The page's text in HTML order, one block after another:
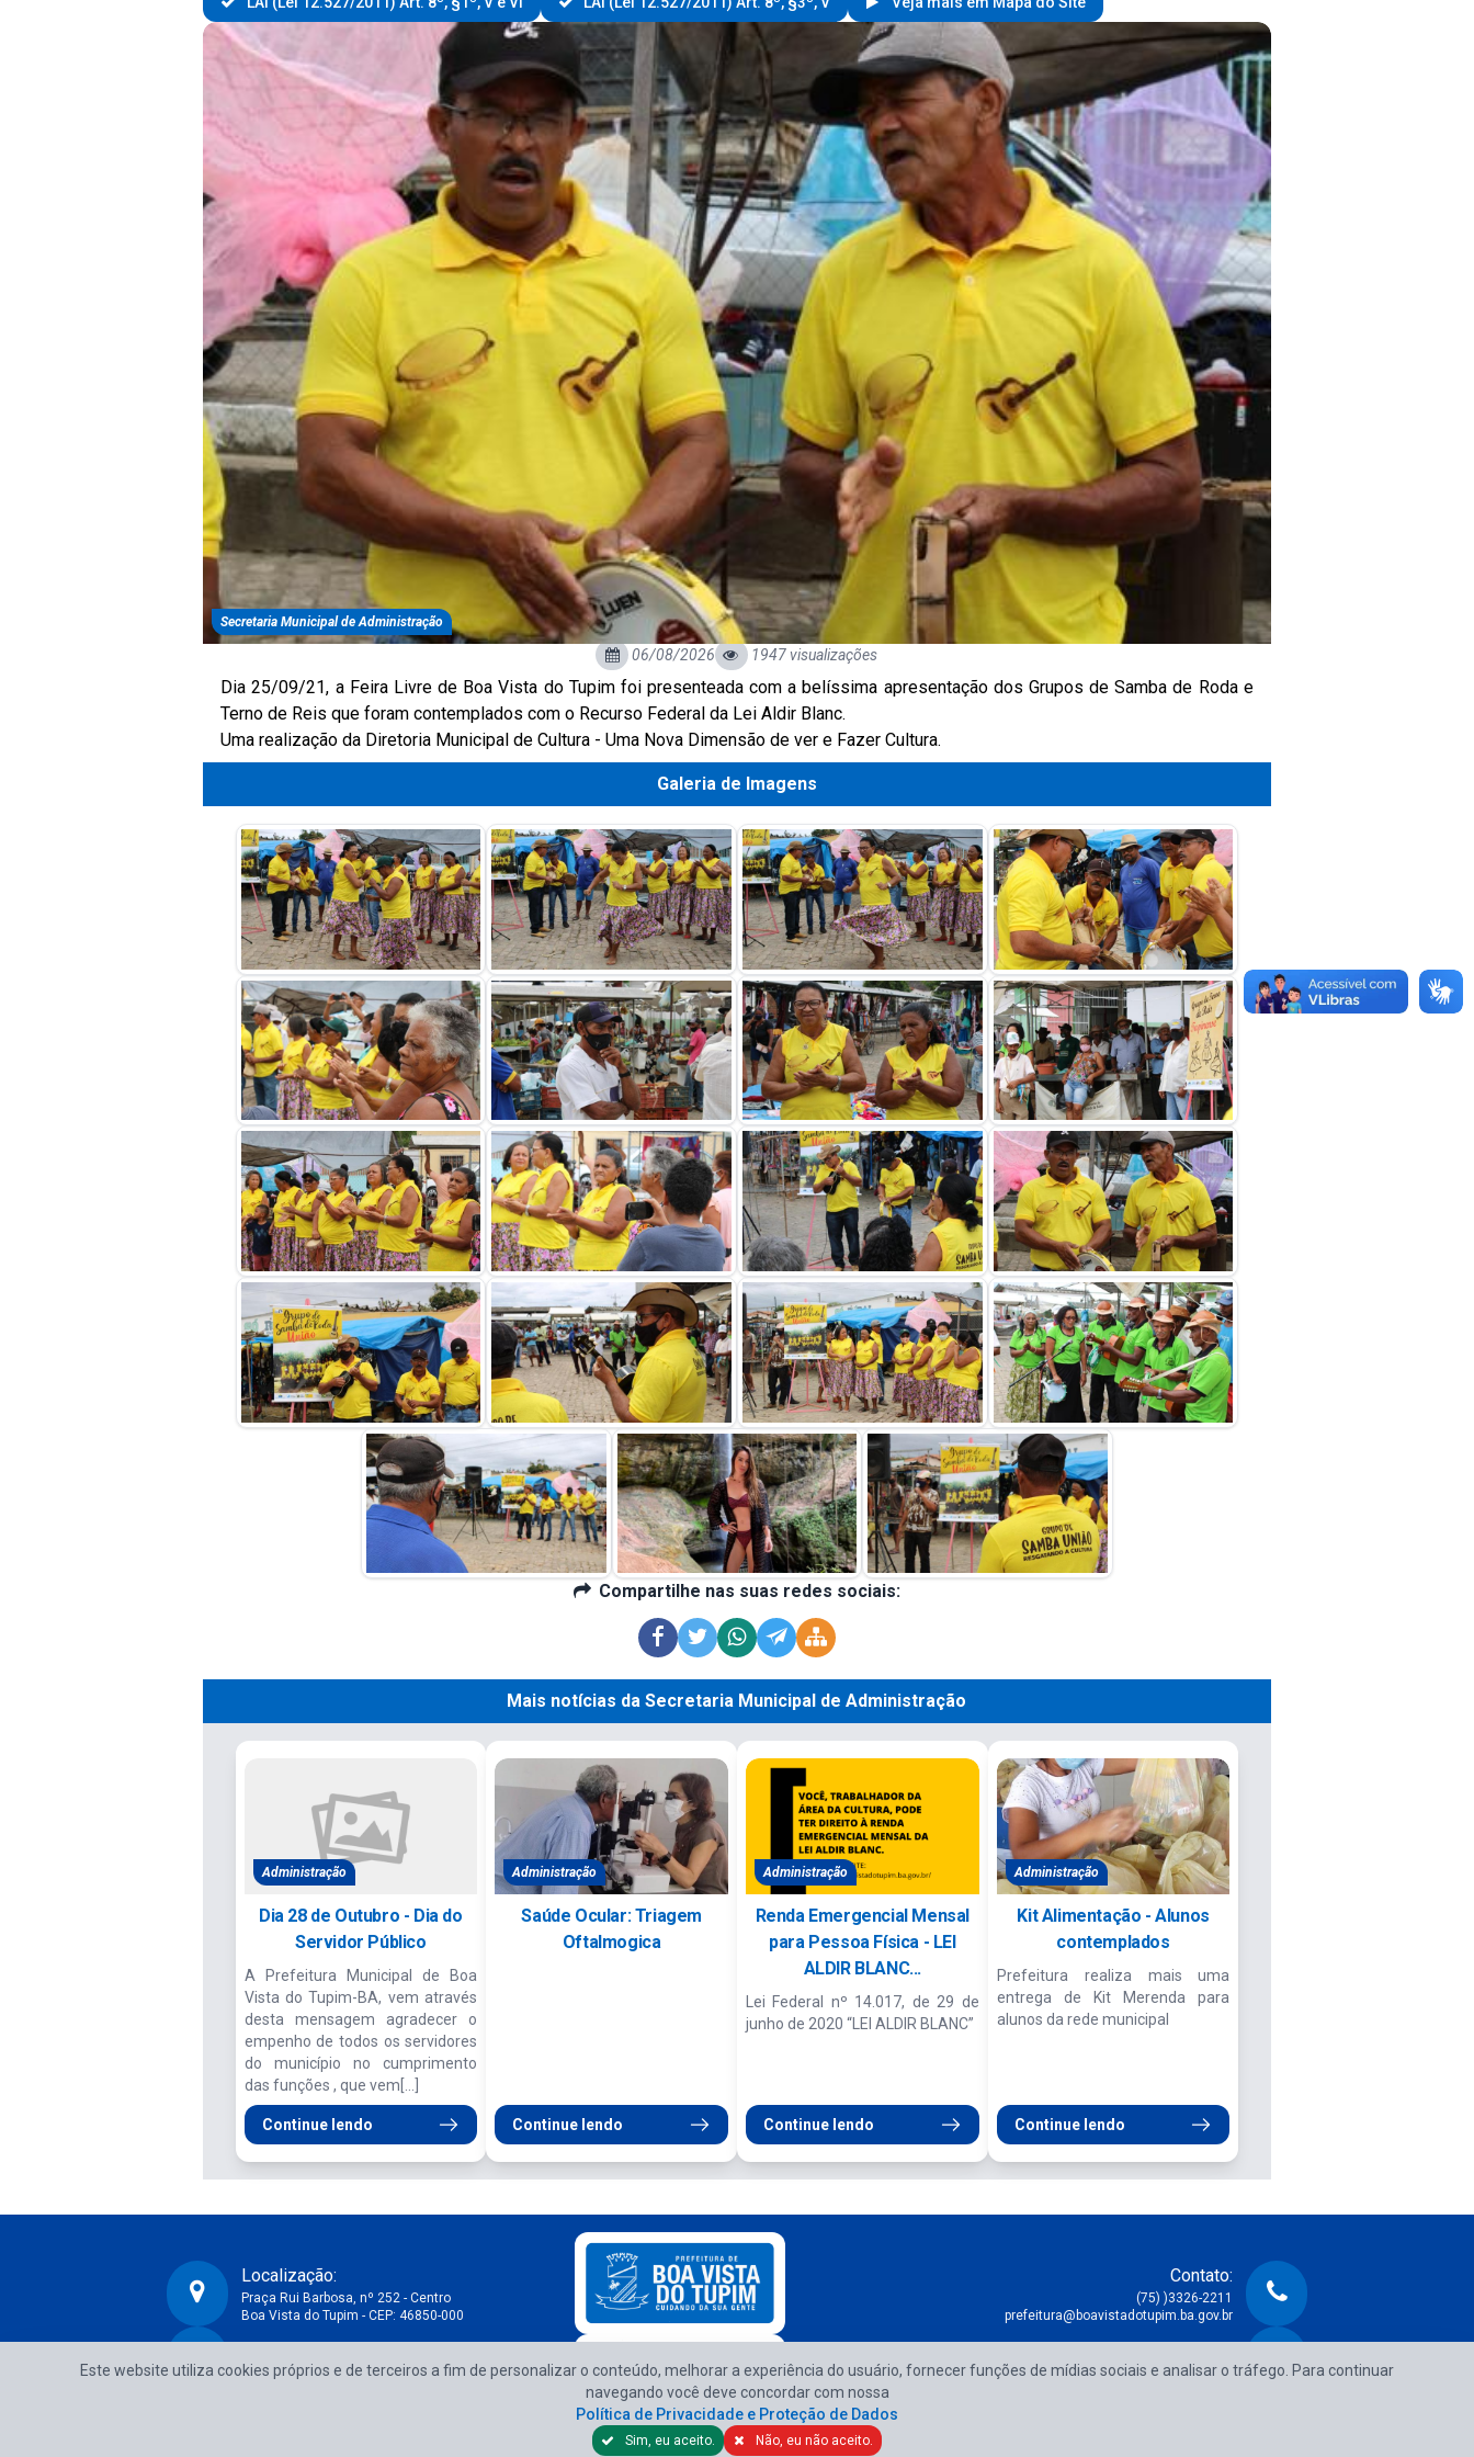
Secretaria Municipal de Administração
06/08/2026 1947 visualizações
Dia 25/09/21, a Feira Livre de Boa Vista do Tupim foi presenteada com a belíssima apresentação dos Grupos de Samba de Roda e
Terno de Reis que foram contemplados com o Recurso Federal da Lei Aldir Blanc.
Uma realização da Diretoria Municipal de Cultura - Uma Nova Dimensão de ver e Fazer Cultura.
Galeria de Imagens
Compartilhe nas suas redes sociais:
Mais notícias da Secretaria Municipal de Administração
Administração
Dia 28 de Outubro - Dia do
Servidor Público
A Prefeitura Municipal de Boa
Vista do Tupim-BA, vem através
desta mensagem agradecer o
empenho de todos os servidores
do município no cumprimento
das funções , que vem[...]
Continue lendo
Administração
Saúde Ocular: Triagem
Oftalmogica
Continue lendo
Administração
Renda Emergencial Mensal
para Pessoa Física - LEI
ALDIR BLANC...
Lei Federal nº 14.017, de 29 de
junho de 2020 “LEI ALDIR BLANC”
Continue lendo
Administração
Kit Alimentação - Alunos
contemplados
Prefeitura realiza mais uma
entrega de Kit Merenda para
alunos da rede municipal
Continue lendo
Localização:
Praça Rui Barbosa, nº 252 - Centro
Boa Vista do Tupim - CEP: 46850-000
13.718.176/0001-25
Contato:
(75) )3326-2211
prefeitura@boavistadotupim.ba.gov.br
Atendimento de Segunda à Sexta das 08:00h às 14:00h
Política de Privacidade e Proteção de Dados
Este website utiliza cookies próprios e de terceiros a fim de personalizar o conteúdo, melhorar a experiência do usuário, fornecer funções de mídias sociais e analisar o tráfego. Para continuar
navegando você deve concordar com nossa
Política de Privacidade e Proteção de Dados
Sim, eu aceito. Não, eu não aceito.